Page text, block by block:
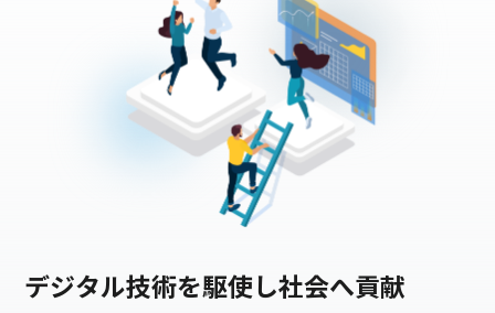
デジタル技術を駆使し社会へ貢献